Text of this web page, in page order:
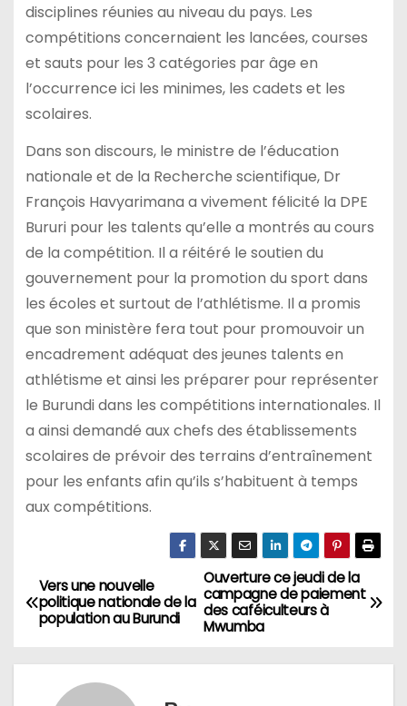
disciplines réunies au niveau du pays. Les
compétitions concernaient les lancées, courses
et sauts pour les 3 catégories par âge en
l’occurrence ici les minimes, les cadets et les
scolaires.
Dans son discours, le ministre de l’éducation
nationale et de la Recherche scientifique, Dr
François Havyarimana a vivement félicité la DPE
Bururi pour les talents qu’elle a montrés au cours
de la compétition. Il a réitéré le soutien du
gouvernement pour la promotion du sport dans
les écoles et surtout de l’athlétisme. Il a promis
que son ministère fera tout pour promouvoir un
encadrement adéquat des jeunes talents en
athlétisme et ainsi les préparer pour représenter
le Burundi dans les compétitions internationales. Il
a ainsi demandé aux chefs des établissements
scolaires de prévoir des terrains d’entraînement
pour les enfants afin qu’ils s’habituent à temps
aux compétitions.
Navigation
de
l’article
Ouverture ce jeudi de la
campagne de paiement
des caféiculteurs à
Mwumba
Vers une nouvelle
politique nationale de la
population au Burundi